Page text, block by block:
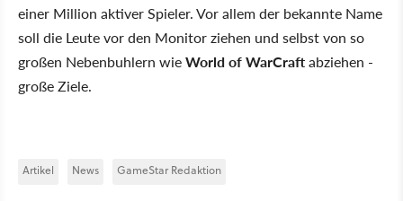
einer Million aktiver Spieler. Vor allem der bekannte Name
soll die Leute vor den Monitor ziehen und selbst von so
großen Nebenbuhlern wieWorld of WarCraftabziehen -
große Ziele.
Artikel News GameStar Redaktion